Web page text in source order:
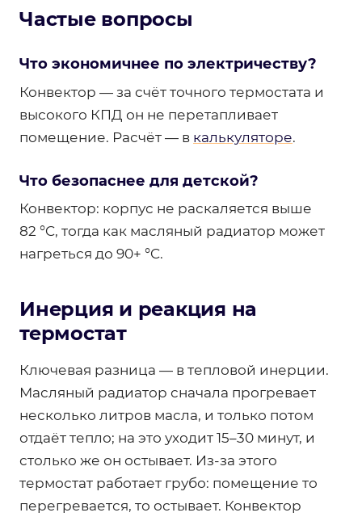
Частые вопросы
Что экономичнее по электричеству?
Конвектор — за счёт точного термостата и
высокого КПД он не перетапливает
помещение. Расчёт — в калькуляторе.
Что безопаснее для детской?
Конвектор: корпус не раскаляется выше
82 °C, тогда как масляный радиатор может
нагреться до 90+ °C.
Инерция и реакция на
термостат
Ключевая разница — в тепловой инерции.
Масляный радиатор сначала прогревает
несколько литров масла, и только потом
отдаёт тепло; на это уходит 15–30 минут, и
столько же он остывает. Из-за этого
термостат работает грубо: помещение то
перегревается, то остывает. Конвектор